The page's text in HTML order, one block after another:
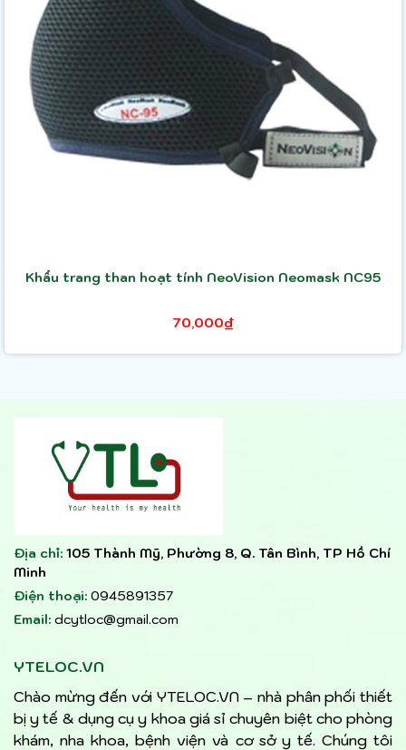
Khẩu trang than hoạt tính NeoVision Neomask NC95
70,000₫
Địa chỉ: 105 Thành Mỹ, Phường 8, Q. Tân Bình, TP Hồ Chí
Minh
Điện thoại: 0945891357
Email: dcytloc@gmail.com
YTELOC.VN
Chào mừng đến với YTELOC.VN – nhà phân phối thiết
bị y tế & dụng cụ y khoa giá sỉ chuyên biệt cho phòng
khám, nha khoa, bệnh viện và cơ sở y tế. Chúng tôi